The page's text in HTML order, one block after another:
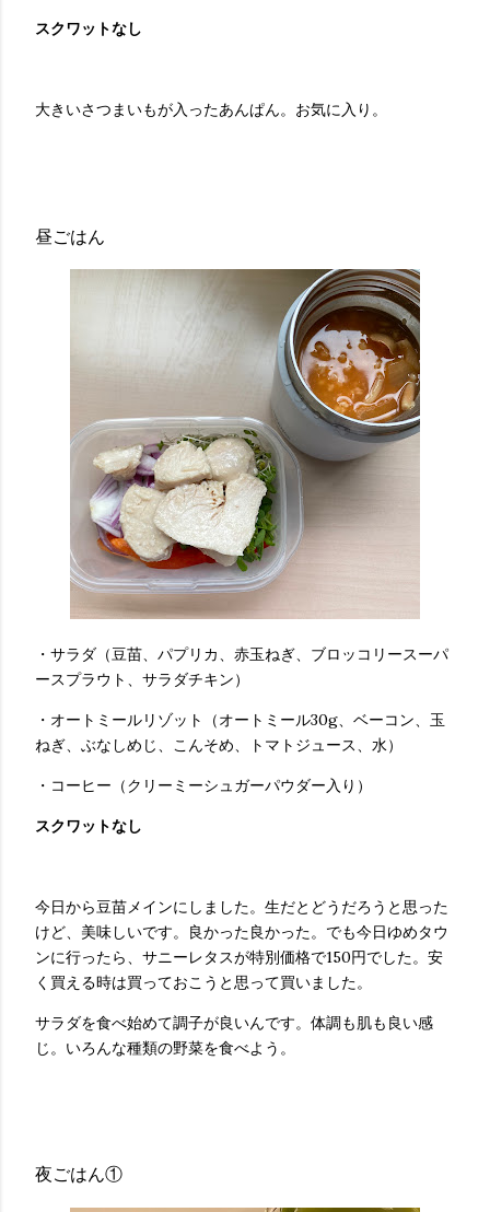
スクワットなし
大きいさつまいもが入ったあんぱん。お気に入り。
昼ごはん
・サラダ（豆苗、パプリカ、赤玉ねぎ、ブロッコリースーパ
ースプラウト、サラダチキン）
・オートミールリゾット（オートミール30g、ベーコン、玉
ねぎ、ぶなしめじ、こんそめ、トマトジュース、水）
・コーヒー（クリーミーシュガーパウダー入り）
スクワットなし
今日から豆苗メインにしました。生だとどうだろうと思った
けど、美味しいです。良かった良かった。でも今日ゆめタウ
ンに行ったら、サニーレタスが特別価格で150円でした。安
く買える時は買っておこうと思って買いました。
サラダを食べ始めて調子が良いんです。体調も肌も良い感
じ。いろんな種類の野菜を食べよう。
夜ごはん①